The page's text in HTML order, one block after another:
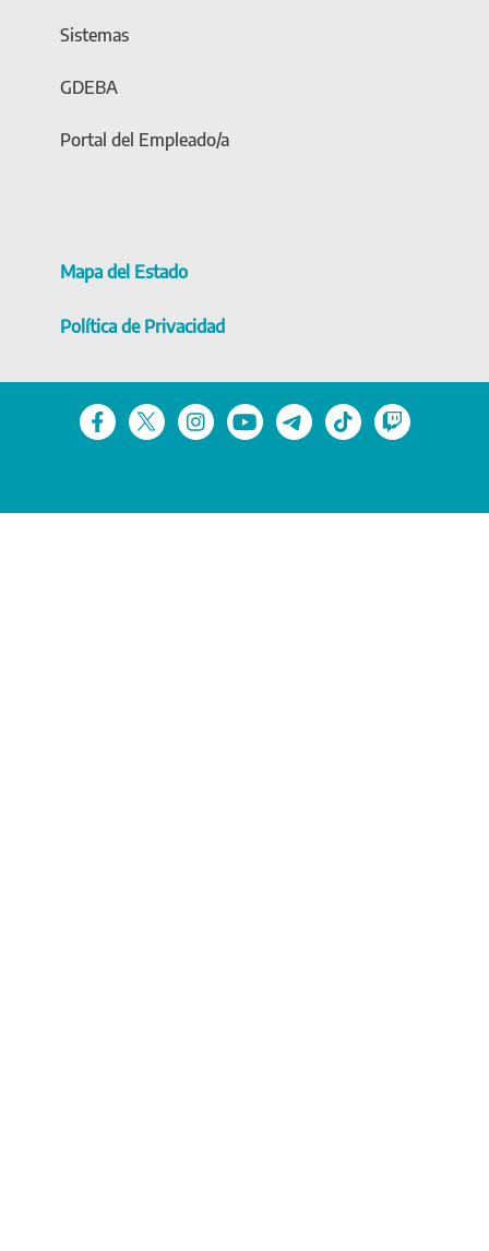
Sistemas
GDEBA
Portal del Empleado/a
Mapa del Estado
Política de Privacidad